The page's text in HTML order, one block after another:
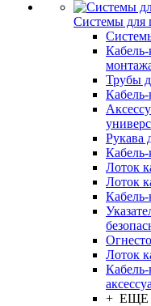
Системы для
Трубы
Рукава
Лоток
Лоток
Лоток
+ ЕЩЕ